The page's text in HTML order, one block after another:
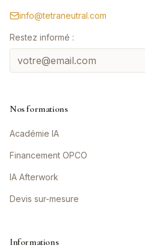
info@tetraneutral.com
Restez informé :
Nos formations
Académie IA
Financement OPCO
IA Afterwork
Devis sur-mesure
Informations